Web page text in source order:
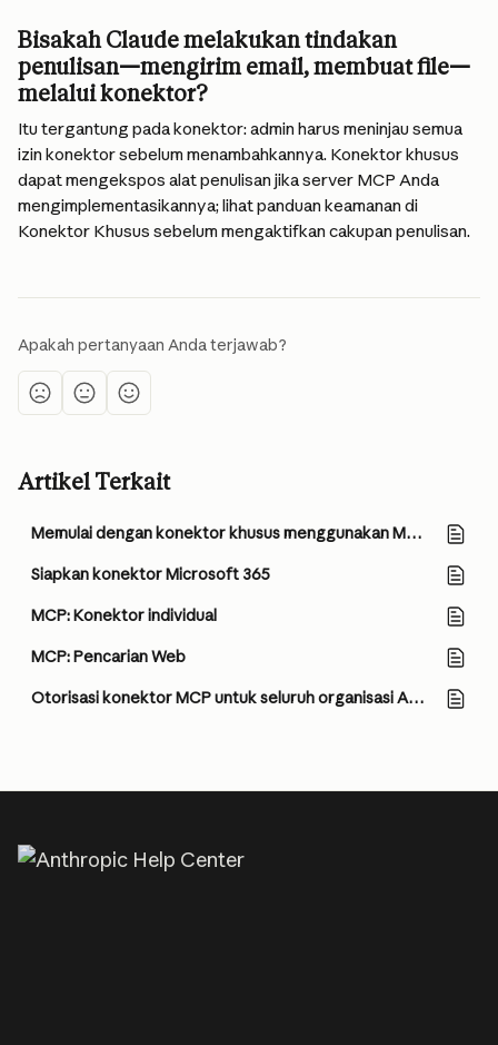
Bisakah Claude melakukan tindakan
penulisan—mengirim email, membuat file—
melalui konektor?
Itu tergantung pada konektor: admin harus meninjau semua
izin konektor sebelum menambahkannya. Konektor khusus
dapat mengekspos alat penulisan jika server MCP Anda
mengimplementasikannya; lihat panduan keamanan di
Konektor Khusus sebelum mengaktifkan cakupan penulisan.
Apakah pertanyaan Anda terjawab?
Artikel Terkait
Memulai dengan konektor khusus menggunakan MCP jarak jauh
Siapkan konektor Microsoft 365
MCP: Konektor individual
MCP: Pencarian Web
Otorisasi konektor MCP untuk seluruh organisasi Anda